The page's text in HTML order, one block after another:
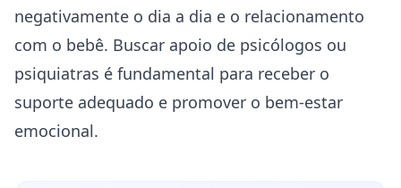
negativamente o dia a dia e o relacionamento
com o bebê. Buscar apoio de psicólogos ou
psiquiatras é fundamental para receber o
suporte adequado e promover o bem-estar
emocional.